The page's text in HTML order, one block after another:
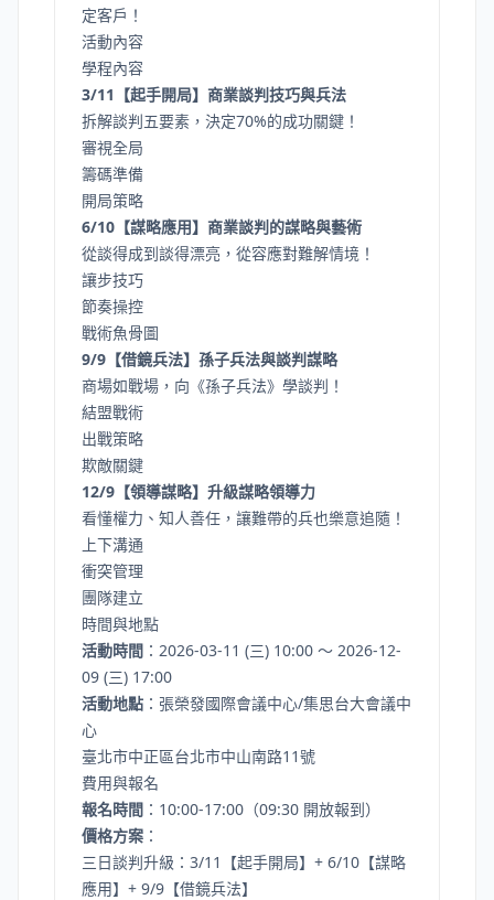
定客戶！
活動內容
學程內容
3/11【起手開局】商業談判技巧與兵法
拆解談判五要素，決定70%的成功關鍵！
審視全局
籌碼準備
開局策略
6/10【謀略應用】商業談判的謀略與藝術
從談得成到談得漂亮，從容應對難解情境！
讓步技巧
節奏操控
戰術魚骨圖
9/9【借鏡兵法】孫子兵法與談判謀略
商場如戰場，向《孫子兵法》學談判！
結盟戰術
出戰策略
欺敵關鍵
12/9【領導謀略】升級謀略領導力
看懂權力、知人善任，讓難帶的兵也樂意追隨！
上下溝通
衝突管理
團隊建立
時間與地點
活動時間 ：2026-03-11 (三) 10:00 ～ 2026-12-
09 (三) 17:00
活動地點 ：張榮發國際會議中心/集思台大會議中
心
臺北市中正區台北市中山南路11號
費用與報名
報名時間 ：10:00-17:00（09:30 開放報到）
價格方案 ：
三日談判升級：3/11【起手開局】+ 6/10【謀略
應用】+ 9/9【借鏡兵法】